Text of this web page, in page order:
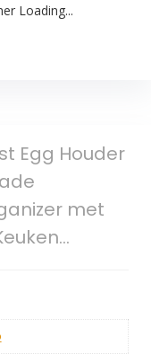
Loading...
Egg Houder
met